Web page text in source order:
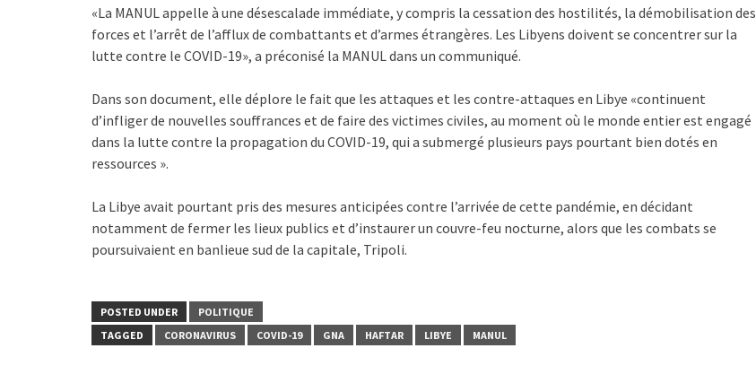
«La MANUL appelle à une désescalade immédiate, y compris la cessation des hostilités, la démobilisation des
forces et l’arrêt de l’afflux de combattants et d’armes étrangères. Les Libyens doivent se concentrer sur la
lutte contre le COVID-19», a préconisé la MANUL dans un communiqué.
Dans son document, elle déplore le fait que les attaques et les contre-attaques en Libye «continuent
d’infliger de nouvelles souffrances et de faire des victimes civiles, au moment où le monde entier est engagé
dans la lutte contre la propagation du COVID-19, qui a submergé plusieurs pays pourtant bien dotés en
ressources ».
La Libye avait pourtant pris des mesures anticipées contre l’arrivée de cette pandémie, en décidant
notamment de fermer les lieux publics et d’instaurer un couvre-feu nocturne, alors que les combats se
poursuivaient en banlieue sud de la capitale, Tripoli.
POSTED UNDER
POLITIQUE
TAGGED
CORONAVIRUS COVID-19 GNA HAFTAR LIBYE MANUL